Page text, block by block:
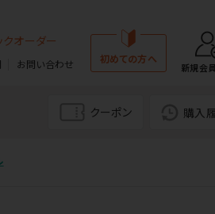
クオーダー
お問い合わせ 初めての方へ
新規会
クーポン 購入